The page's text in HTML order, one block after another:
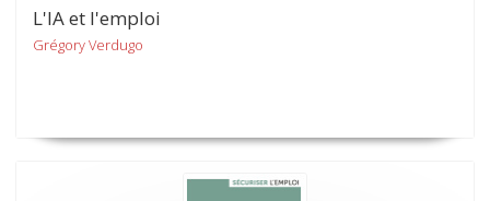
L'IA et l'emploi
Grégory Verdugo